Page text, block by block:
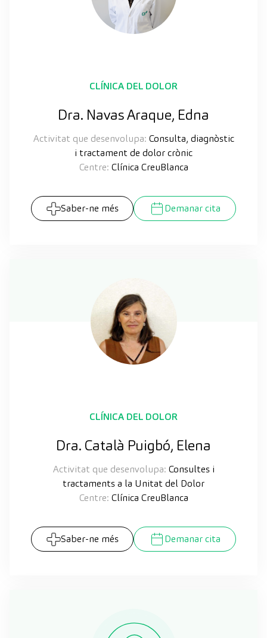
CLÍNICA DEL DOLOR
Dra. Navas Araque, Edna
Activitat que desenvolupa: Consulta, diagnòstic
i tractament de dolor crònic
Centre: Clínica CreuBlanca
Saber-ne més Demanar cita
CLÍNICA DEL DOLOR
Dra. Català Puigbó, Elena
Activitat que desenvolupa: Consultes i
tractaments a la Unitat del Dolor
Centre: Clínica CreuBlanca
Saber-ne més Demanar cita